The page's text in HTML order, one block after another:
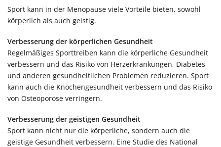
Sport kann in der Menopause viele Vorteile bieten, sowohl
körperlich als auch geistig.
Verbesserung der körperlichen Gesundheit
Regelmäßiges Sporttreiben kann die körperliche Gesundheit
verbessern und das Risiko von Herzerkrankungen, Diabetes
und anderen gesundheitlichen Problemen reduzieren. Sport
kann auch die Knochengesundheit verbessern und das Risiko
von Osteoporose verringern.
Verbesserung der geistigen Gesundheit
Sport kann nicht nur die körperliche, sondern auch die
geistige Gesundheit verbessern. Eine Studie des National